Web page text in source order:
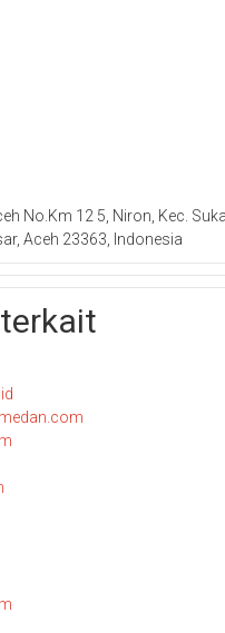
No.Km 12 5, Niron, Kec.
Aceh 23363, Indonesia